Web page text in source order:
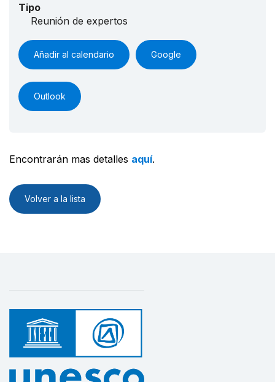
Tipo
Reunión de expertos
Añadir al calendario Google
Outlook
Encontrarán mas detalles aquí.
Volver a la lista